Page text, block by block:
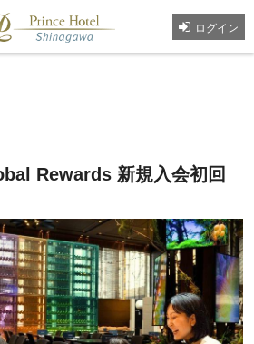
ログイン
Rewards 新規入会初回